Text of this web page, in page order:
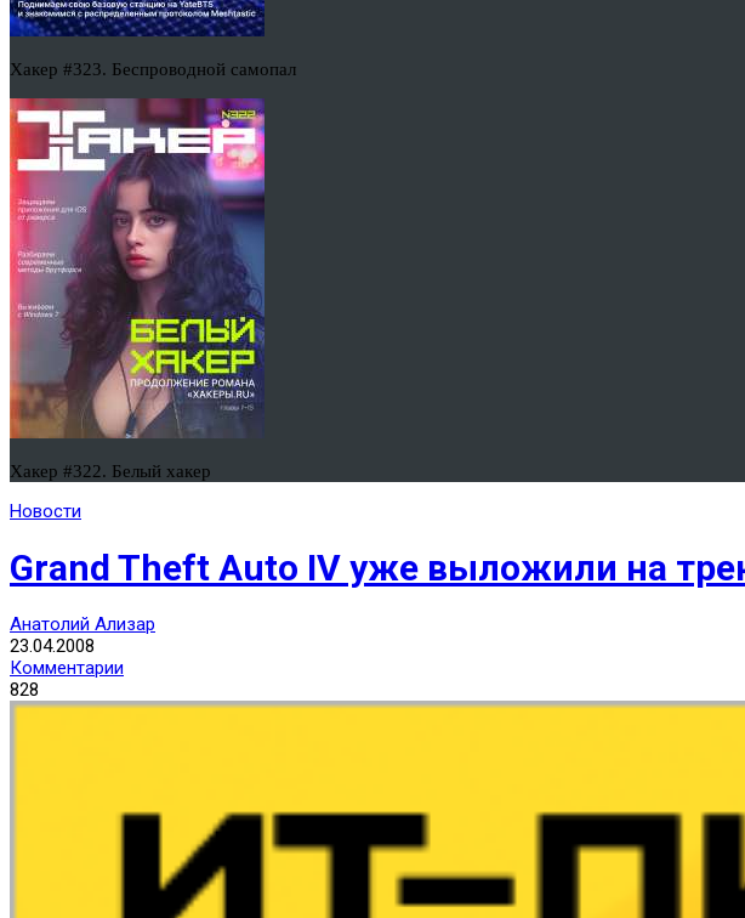
Хакер #323. Беспроводной самопал
Хакер #322. Белый хакер
Новости
Grand Theft Auto IV уже выложили на
Анатолий Ализар
23.04.2008
Комментарии
828